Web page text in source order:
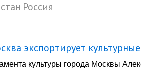
Россия
экспортирует
культуры города Москвы